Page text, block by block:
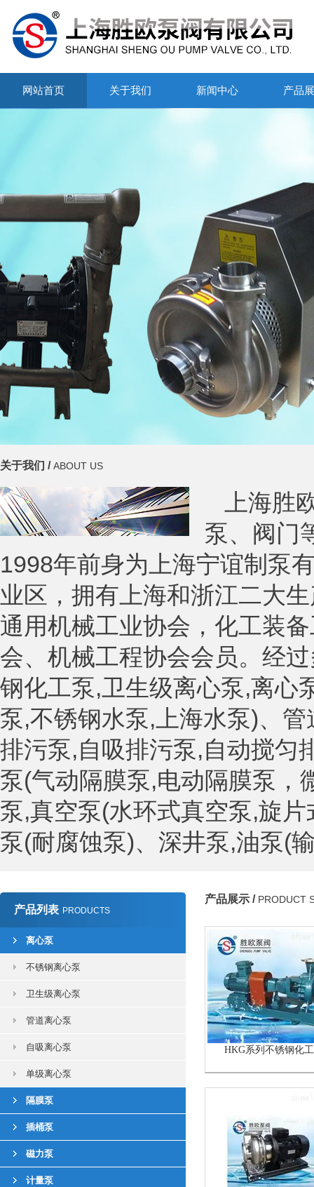
网站首页 关于我们 新闻中心 产品
关于我们 /ABOUT US
上海胜
泵、阀门
1998年前身为上海宁谊制泵
业区，拥有上海和浙江二大
通用机械工业协会，化工装
会、机械工程协会会员。经
钢化工泵,卫生级离心泵,离心
泵,不锈钢水泵,上海水泵)、
排污泵,自吸排污泵,自动搅匀
泵(气动隔膜泵,电动隔膜泵，
泵,真空泵(水环式真空泵,旋
泵(耐腐蚀泵)、深井泵,油泵(
产品列表 PRODUCTS
离心泵
不锈钢离心泵
卫生级离心泵
管道离心泵
自吸离心泵
单级离心泵
隔膜泵
插桶泵
磁力泵
计量泵
产品展示 / PRODUCT
HKG系列不锈钢化